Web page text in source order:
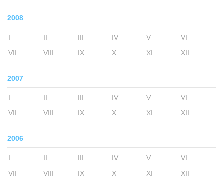
2008
I II III IV V
VI
VII
VIII IX X XI XII
2007
I II III IV V
VI
VII
VIII IX X XI XII
2006
I II III IV V
VI
VII
VIII IX X XI XII